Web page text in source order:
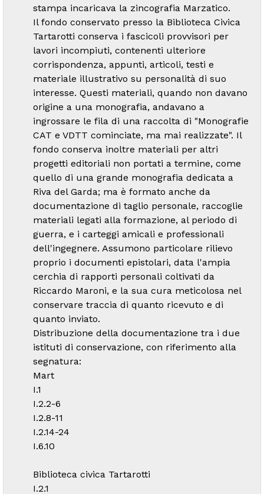
stampa incaricava la zincografia Marzatico.
Il fondo conservato presso la Biblioteca Civica
Tartarotti conserva i fascicoli provvisori per
lavori incompiuti, contenenti ulteriore
corrispondenza, appunti, articoli, testi e
materiale illustrativo su personalità di suo
interesse. Questi materiali, quando non davano
origine a una monografia, andavano a
ingrossare le fila di una raccolta di "Monografie
CAT e VDTT cominciate, ma mai realizzate". Il
fondo conserva inoltre materiali per altri
progetti editoriali non portati a termine, come
quello di una grande monografia dedicata a
Riva del Garda; ma è formato anche da
documentazione di taglio personale, raccoglie
materiali legati alla formazione, al periodo di
guerra, e i carteggi amicali e professionali
dell'ingegnere. Assumono particolare rilievo
proprio i documenti epistolari, data l'ampia
cerchia di rapporti personali coltivati da
Riccardo Maroni, e la sua cura meticolosa nel
conservare traccia di quanto ricevuto e di
quanto inviato.
Distribuzione della documentazione tra i due
istituti di conservazione, con riferimento alla
segnatura:
Mart
I.1
I.2.2-6
I.2.8-11
I.2.14-24
I.6.10
Biblioteca civica Tartarotti
I.2.1